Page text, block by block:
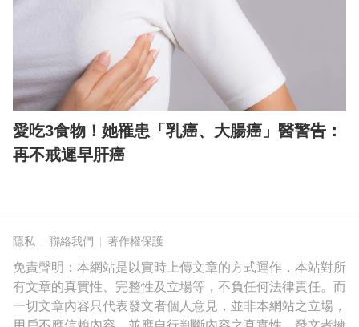
愛吃3食物！她罹患「乳癌、大腸癌」醫警告：
再不戒遲早肝癌
隱私 聯絡我們 著作權保護
免責聲明：本網站是以實時上傳文章的方式運作，本站對所
有文章的真實性、完整性及立場等，不負任何法律責任。而
一切文章內容只代表發文者個人意見，並非本網站之立場，